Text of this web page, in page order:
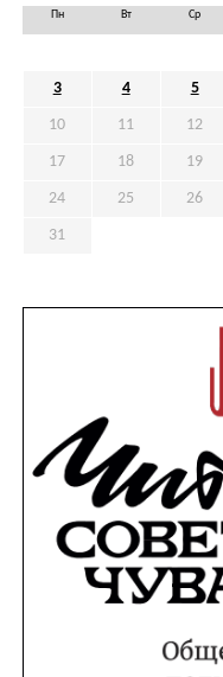
Пн Вт Ср
3 4 5
10 11 12
17 18 19
24 25 26
31